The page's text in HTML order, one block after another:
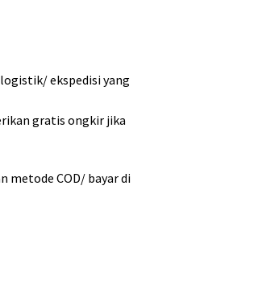
ekspedisi yang
gratis ongkir jika
metode COD/ bayar di